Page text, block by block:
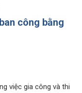
công bằng
việc gia công và thi